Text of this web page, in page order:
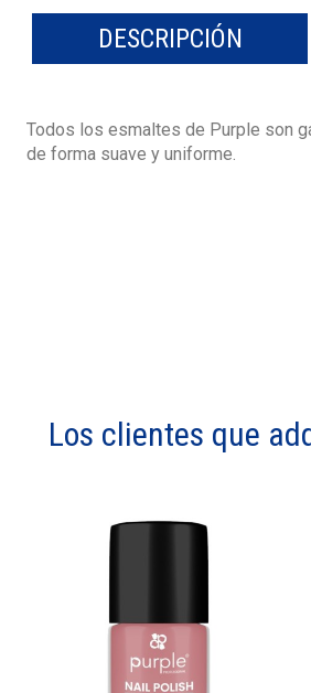
DESCRIPCIÓN
Todos los esmaltes de Purple son
de forma suave y uniforme.
Los clientes que